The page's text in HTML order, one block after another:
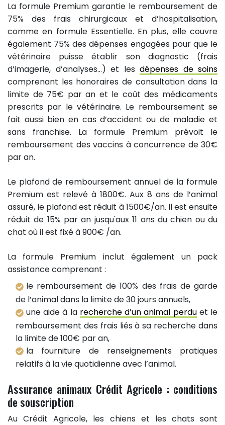
La formule Premium garantie le remboursement de
75% des frais chirurgicaux et d’hospitalisation,
comme en formule Essentielle. En plus, elle couvre
également 75% des dépenses engagées pour que le
vétérinaire puisse établir son diagnostic (frais
d’imagerie, d’analyses…) et les dépenses de soins
comprenant les honoraires de consultation dans la
limite de 75€ par an et le coût des médicaments
prescrits par le vétérinaire. Le remboursement se
fait aussi bien en cas d’accident ou de maladie et
sans franchise. La formule Premium prévoit le
remboursement des vaccins à concurrence de 30€
par an.
Le plafond de remboursement annuel de la formule
Premium est relevé à 1800€. Aux 8 ans de l’animal
assuré, le plafond est réduit à 1500€/an. Il est ensuite
réduit de 15% par an jusqu'aux 11 ans du chien ou du
chat où il est fixé à 900€ /an.
La formule Premium inclut également un pack
assistance comprenant :
le remboursement de 100% des frais de garde
de l’animal dans la limite de 30 jours annuels,
une aide à la recherche d’un animal perduet le
remboursement des frais liés à sa recherche dans
la limite de 100€ par an,
la fourniture de renseignements pratiques
relatifs à la vie quotidienne avec l’animal.
Assurance animaux Crédit Agricole : conditions
de souscription
Au Crédit Agricole, les chiens et les chats sont